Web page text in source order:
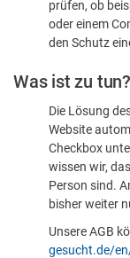
sind
prüfen, ob
oder einem
den Schutz
Was ist zu tun?
Die Lösung
Website
Checkbox
wissen wir,
Person sind.
bisher weiter
Unsere AGB
gesucht.de/